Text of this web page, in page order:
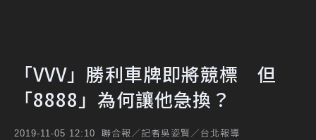
「VVV」勝利車牌即將競標 但
「8888」為何讓他急換？
2019-11-05 12:10 聯合報／記者吳姿賢／台北報導